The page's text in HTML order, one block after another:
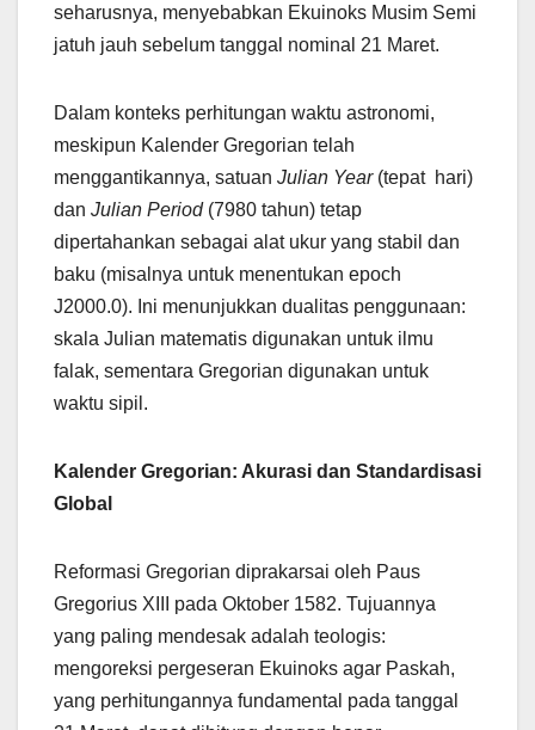
seharusnya, menyebabkan Ekuinoks Musim Semi
jatuh jauh sebelum tanggal nominal 21 Maret.
Dalam konteks perhitungan waktu astronomi,
meskipun Kalender Gregorian telah
menggantikannya, satuan Julian Year(tepat hari)
dan Julian Period(7980 tahun) tetap
dipertahankan sebagai alat ukur yang stabil dan
baku (misalnya untuk menentukan epoch
J2000.0). Ini menunjukkan dualitas penggunaan:
skala Julian matematis digunakan untuk ilmu
falak, sementara Gregorian digunakan untuk
waktu sipil.
Kalender Gregorian: Akurasi dan Standardisasi
Global
Reformasi Gregorian diprakarsai oleh Paus
Gregorius XIII pada Oktober 1582. Tujuannya
yang paling mendesak adalah teologis:
mengoreksi pergeseran Ekuinoks agar Paskah,
yang perhitungannya fundamental pada tanggal